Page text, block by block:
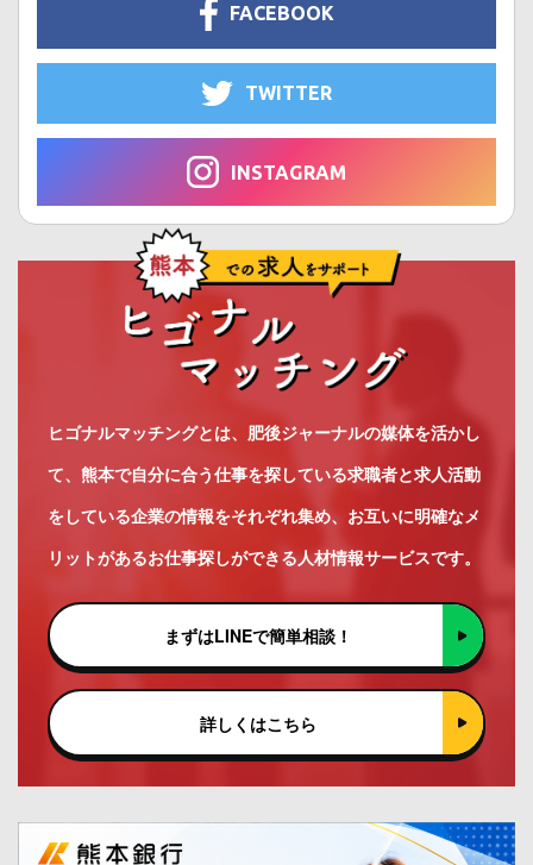
FACEBOOK
TWITTER
INSTAGRAM
ヒゴナルマッチングとは、肥後ジャーナルの媒体を活かし
て、熊本で自分に合う仕事を探している求職者と求人活動
をしている企業の情報をそれぞれ集め、お互いに明確なメ
リットがあるお仕事探しができる人材情報サービスです。
まずはLINEで簡単相談！
詳しくはこちら